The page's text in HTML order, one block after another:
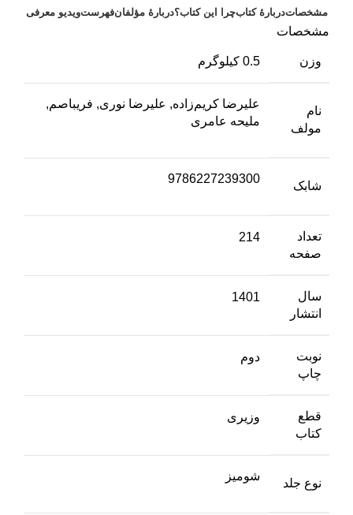
مشخصاتدربارهٔ کتابچرا این کتاب؟دربارهٔ مؤلفانفهرستویدیو معرفی
مشخصات
وزن 0.5 کیلوگرم
نام
مولف
علیرضا کریم‌زاده, علیرضا نوری, فریباصم,
ملیحه عامری
شابک
9786227239300
تعداد
صفحه
214
سال
انتشار
1401
نوبت
چاپ
دوم
قطع
کتاب
وزیری
نوع جلد
شومیز